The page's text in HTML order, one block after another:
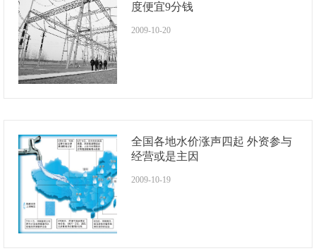
度便宜9分钱
2009-10-20
全国各地水价涨声四起 外资参与
经营或是主因
2009-10-19